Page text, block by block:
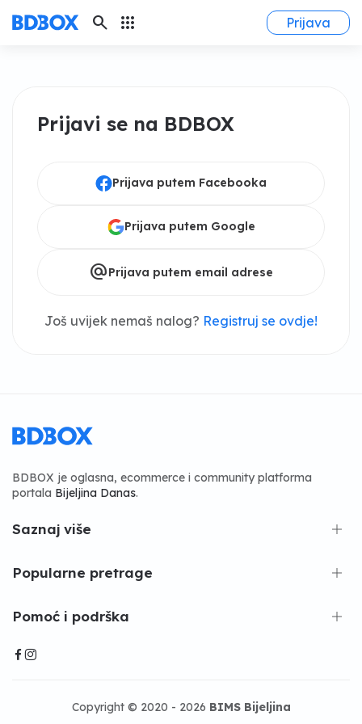
search apps Prijava
Prijavi se na BDBOX
Prijava putem Facebooka
Prijava putem Google
alternate_emailPrijava putem email adrese
Još uvijek nemaš nalog? Registruj se ovdje!
BDBOX je oglasna, ecommerce i community platforma
portala Bijeljina Danas.
Saznaj više
Popularne pretrage
Pomoć i podrška
Copyright © 2020 - 2026 BIMS Bijeljina